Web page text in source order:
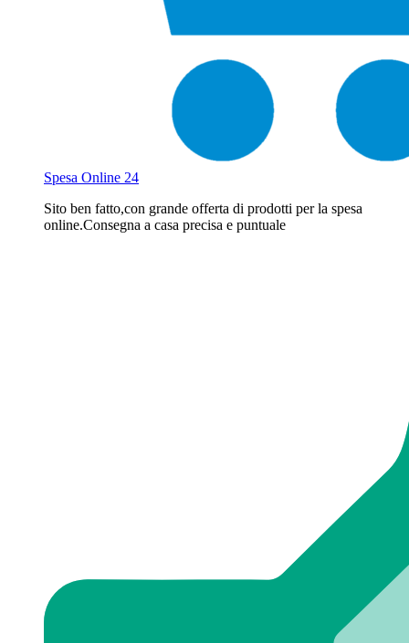
Spesa Online 24
Sito ben fatto,con grande offerta di prodotti per la spesa
online.Consegna a casa precisa e puntuale